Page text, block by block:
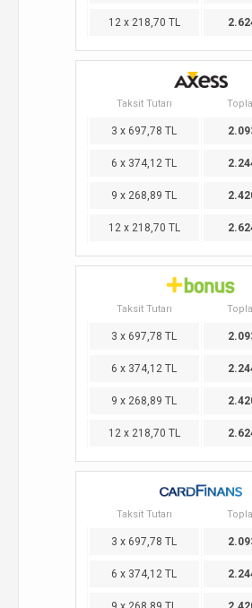
12 x 218,70 TL
Taksit Tutarı
3 x 697,78 TL
6 x 374,12 TL
9 x 268,89 TL
12 x 218,70 TL
Taksit Tutarı
3 x 697,78 TL
6 x 374,12 TL
9 x 268,89 TL
12 x 218,70 TL
Taksit Tutarı
3 x 697,78 TL
6 x 374,12 TL